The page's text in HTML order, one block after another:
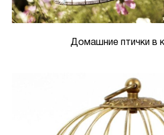
Домашние птички в